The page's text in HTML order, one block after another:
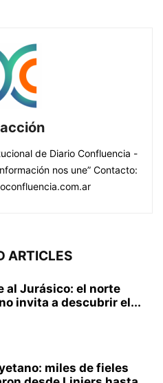
de Diario Confluencia -
nos une” Contacto:
ARTICLES
al Jurásico: el norte
invita a descubrir el...
miles de fieles